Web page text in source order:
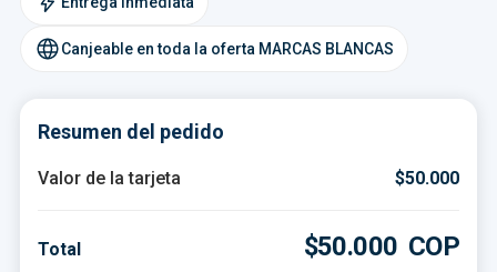
Canjeable en toda la oferta MARCAS BLANCAS
DE TARJETA DE REGALO
$50.000
Resumen del pedido
Valor de la tarjeta $50.000
Total $50.000 COP